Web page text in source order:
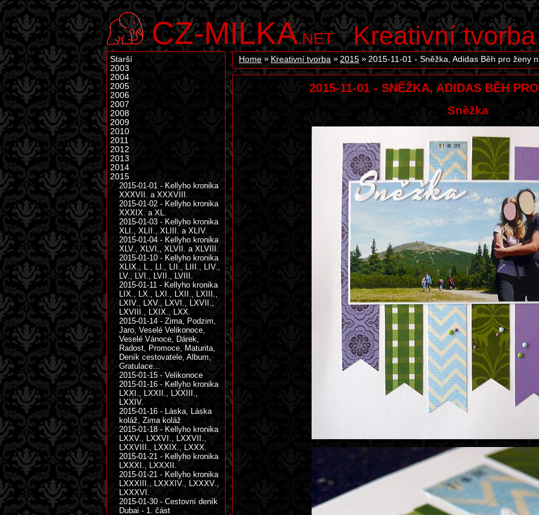
CZ-MILKA.NET Kreativní tvorba
Home Kreativní tvorba 2015 2015-11-01 - Sněžka, Adidas Běh pro ženy
2015-11-01 - SNĚŽKA, ADIDAS BĚH
Sněžka
Starší
2003
2004
2005
2006
2007
2008
2009
2010
2011
2012
2013
2014
2015
2015-01-01 - Kellyho kronika
XXXVII. a XXXVIII.
2015-01-02 - Kellyho kronika
XXXIX. a XL.
2015-01-03 - Kellyho kronika
XLI., XLII., XLIII. a XLIV.
2015-01-04 - Kellyho kronika
XLV., XLVI., XLVII. a XLVIII.
2015-01-10 - Kellyho kronika
XLIX., L., LI., LII., LIII., LIV.,
LV., LVI., LVII., LVIII.
2015-01-11 - Kellyho kronika
LIX., LX., LXI., LXII., LXIII.,
LXIV., LXV., LXVI., LXVII.,
LXVIII., LXIX., LXX.
2015-01-14 - Zima, Podzim,
Jaro, Veselé Velikonoce,
Veselé Vánoce, Dárek,
Radost, Promoce, Maturita,
Deník cestovatele, Album,
Gratulace...
2015-01-15 - Velikonoce
2015-01-16 - Kellyho kronika
LXXI., LXXII., LXXIII.,
LXXIV.
2015-01-16 - Láska, Láska
koláž, Zima koláž
2015-01-18 - Kellyho kronika
LXXV., LXXVI., LXXVII.,
LXXVIII., LXXIX., LXXX.
2015-01-21 - Kellyho kronika
LXXXI., LXXXII.
2015-01-21 - Kellyho kronika
LXXXIII., LXXXIV., LXXXV.,
LXXXVI.
2015-01-30 - Cestovní deník
Dubai - 1. část